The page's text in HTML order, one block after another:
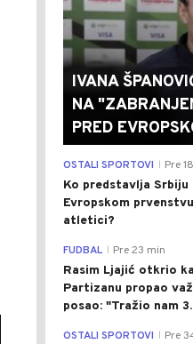
IVANA
NA
PRED
OSTALI SPORTOVI Pre
Ko predstavlja Srbiju
Evropskom
atletici?
FUDBAL Pre 23 min
Rasim Ljajić otkrio
Partizanu propao
posao: "Tražio nam
OSTALI SPORTOVI Pre